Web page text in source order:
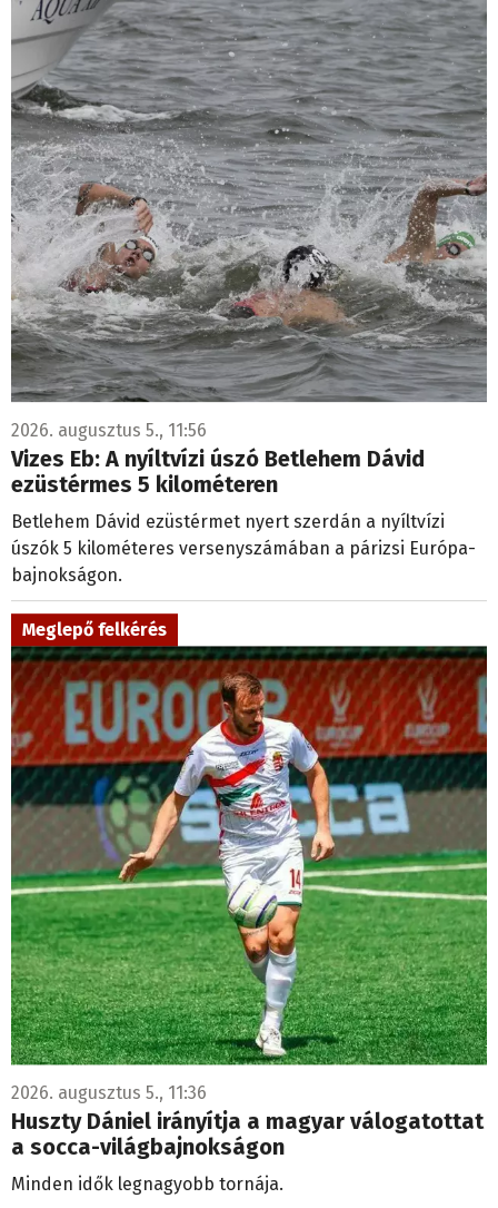
2026. augusztus 5., 11:56
Vizes Eb: A nyíltvízi úszó Betlehem Dávid
ezüstérmes 5 kilométeren
Betlehem Dávid ezüstérmet nyert szerdán a nyíltvízi
úszók 5 kilométeres versenyszámában a párizsi Európa-
bajnokságon.
Meglepő felkérés
2026. augusztus 5., 11:36
Huszty Dániel irányítja a magyar válogatottat
a socca-világbajnokságon
Minden idők legnagyobb tornája.